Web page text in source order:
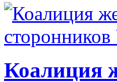
Коалиция